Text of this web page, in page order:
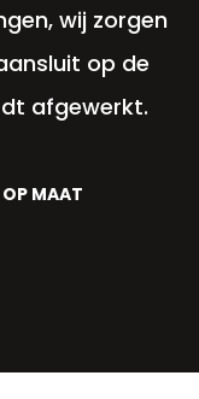
wij zorgen
op de
afgewerkt.
MAAT